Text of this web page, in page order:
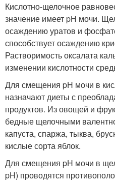
Кислотно-щелочное
значение имеет pH мочи.
осаждению уратов и
способствует осаждению
Растворимость оксалата
изменении кислотности
Для смещения pH мочи в
назначают диеты с
продуктов. Из овощей и
бедные щелочными
капуста, спаржа, тыква,
кислые сорта яблок.
Для смещения pH мочи в
pH) проводятся